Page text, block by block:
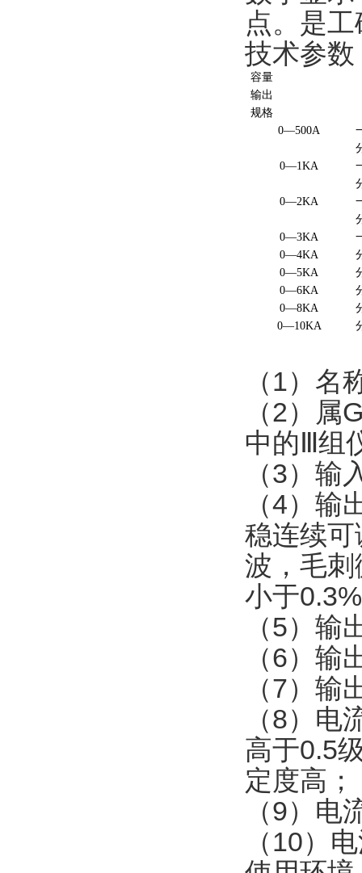
点。是
技术参数
容量
输出
规格
0—500A
0—1KA
0—2KA
0—3KA
0—4KA
0—5KA
0—6KA
0—8KA
0—10KA
（1）名
（2）
中的Ⅲ组
（3）输
（4）
稳连续
波，毛
小于
（5）
（6）输
（7）输
（8）
高于0.5
定度高；
（9）电
（10）